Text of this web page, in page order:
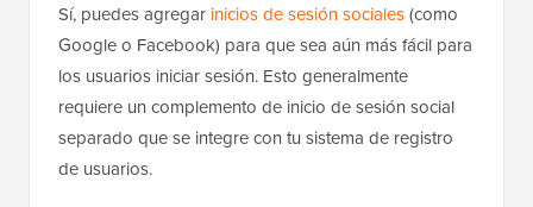
Sí, puedes agregar inicios de sesión sociales(como
Google o Facebook) para que sea aún más fácil para
los usuarios iniciar sesión. Esto generalmente
requiere un complemento de inicio de sesión social
separado que se integre con tu sistema de registro
de usuarios.